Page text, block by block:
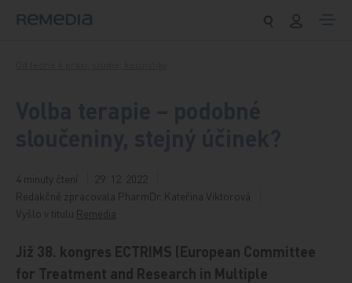
4 minuty čtení
29. 12. 2022
Redakčně zpracovala PharmDr. Kateřina Viktorová
Vyšlo v titulu Remedia
Již 38. kongres ECTRIMS (European Committee
for Treatment and Research in Multiple